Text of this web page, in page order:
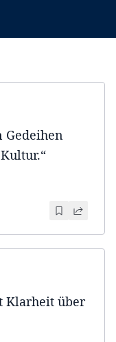
Gedeihen
“
Klarheit über